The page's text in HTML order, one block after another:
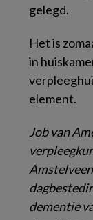
gelegd.
Het is
in
element.
Job van
dementie